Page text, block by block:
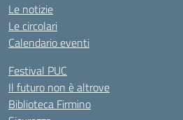
Le notizie
Le circolari
Calendario eventi
Festival PUC
Il futuro non è altrove
Biblioteca Firmino